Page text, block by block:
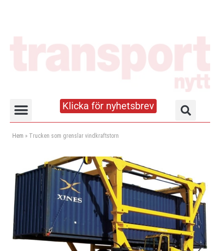
Klicka för nyhetsbrev
Hem » Trucken som grenslar vindkraftstorn